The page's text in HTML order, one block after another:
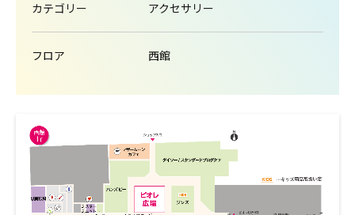
カテゴリー アクセサリー
フロア 西館